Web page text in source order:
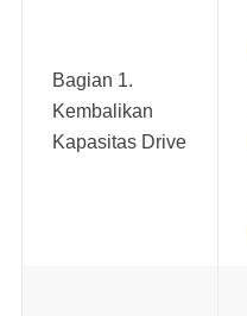
Bagian 1.
Kembalikan
Kapasitas Drive